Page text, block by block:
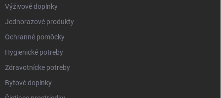
Výživové doplnky
Jednorazové produkty
Ochranné pomôcky
Hygienické potreby
Zdravotnícke potreby
Bytové doplnky